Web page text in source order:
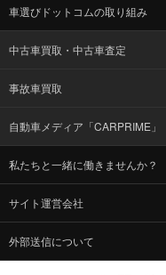
車選びドットコムの取り組み
中古車買取・中古車査定
事故車買取
自動車メディア「CARPRIME」
私たちと一緒に働きませんか？
サイト運営会社
外部送信について